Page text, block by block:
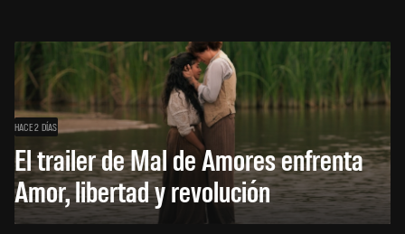
HACE 2 DÍAS
El trailer de Mal de Amores enfrenta
Amor, libertad y revolución